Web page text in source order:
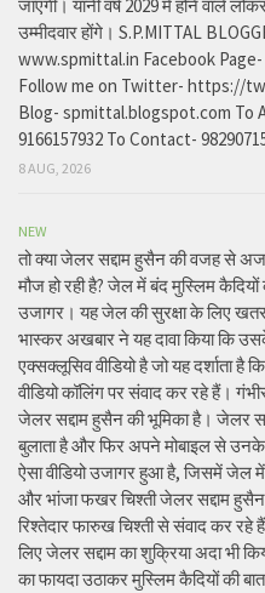
जाएगी। यानी वर्ष 2029 में होने वाले
उम्मीदवार होंगे। S.P.MITTAL
www.spmittal.in Facebook
Follow me on Twitter- https://
Blog- spmittal.blogspot.com To
9166157932 To Contact-
8 AUG, 2026
NEW
तो क्या जेलर सद्दाम हुसैन की वजह से
मौज हो रही है? जेल में बंद मुस्लिम कैदियों
उजागर। यह जेल की सुरक्षा के लिए
भास्कर अखबार ने यह दावा किया कि
एक्सक्लूसिव वीडियो है जो यह दर्शाता
वीडियो कॉलिंग पर संवाद कर रहे हैं।
जेलर सद्दाम हुसैन की भूमिका है। जेलर
बुलाता है और फिर अपने मोबाइल से
ऐसा वीडियो उजागर हुआ है, जिसमें जेल में
और भांजा फखर चिश्ती जेलर सद्दाम
रिश्तेदार फारुख चिश्ती से संवाद कर रहे
लिए जेलर सद्दाम का शुक्रिया अदा भी
का फायदा उठाकर मुस्लिम कैदियों की